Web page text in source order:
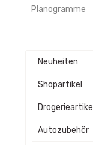
Planogramme
Neuheiten
Shopartikel
Drogerieartikel
Autozubehör